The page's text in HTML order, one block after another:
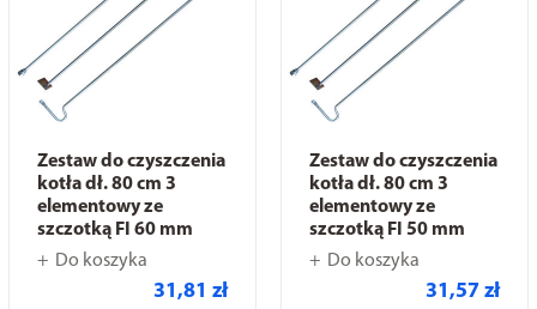
Zestaw do czyszczenia
kotła dł. 80 cm 3
elementowy ze
szczotką FI 60 mm
Do koszyka
31,81 zł
Zestaw do czyszczenia
kotła dł. 80 cm 3
elementowy ze
szczotką FI 50 mm
Do koszyka
31,57 zł